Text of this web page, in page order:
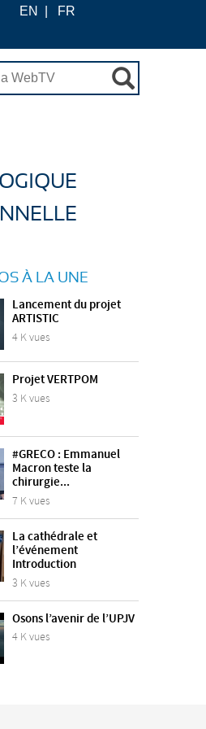
EN FR
À LA UNE
Lancement du projet
ARTISTIC
4 K vues
Projet VERTPOM
3 K vues
#GRECO : Emmanuel
Macron teste la
chirurgie...
7 K vues
La cathédrale et
l’événement
Introduction
3 K vues
Osons l’avenir de l’UPJV
4 K vues